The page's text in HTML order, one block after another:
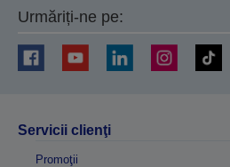
Urmăriți-ne pe:
Servicii clienţi
Promoţii